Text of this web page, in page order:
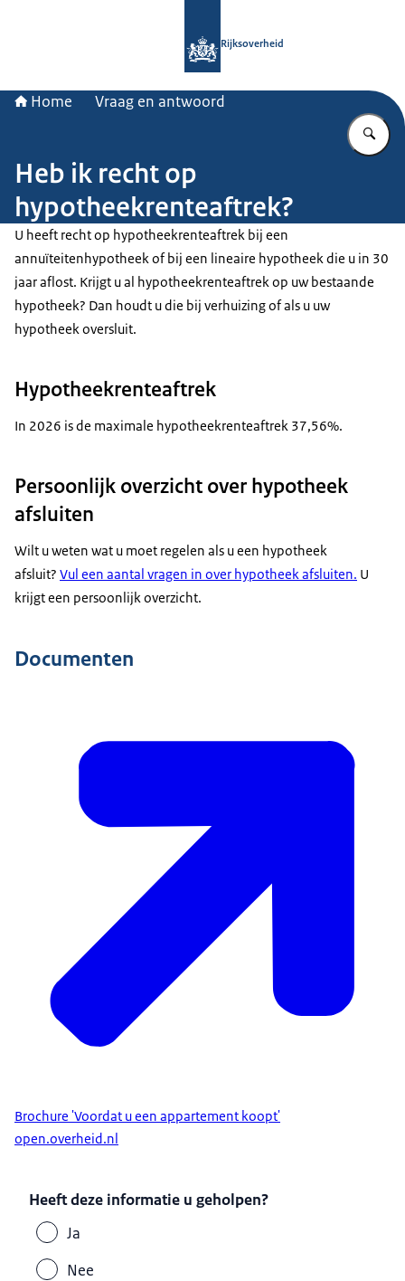
Rijksoverheid
Home Vraag en antwoord
Heb ik recht op
hypotheekrenteaftrek?
U heeft recht op hypotheekrenteaftrek bij een
annuïteitenhypotheek of bij een lineaire hypotheek die u in 30
jaar aflost. Krijgt u al hypotheekrenteaftrek op uw bestaande
hypotheek? Dan houdt u die bij verhuizing of als u uw
hypotheek oversluit.
Hypotheekrenteaftrek
In 2026 is de maximale hypotheekrenteaftrek 37,56%.
Persoonlijk overzicht over hypotheek
afsluiten
Wilt u weten wat u moet regelen als u een hypotheek
afsluit? Vul een aantal vragen in over hypotheek afsluiten. U
krijgt een persoonlijk overzicht.
Documenten
Brochure 'Voordat u een appartement koopt'
open.overheid.nl
Heeft deze informatie u geholpen?
Ja
Nee